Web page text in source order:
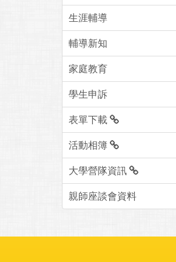
生涯輔導
輔導新知
家庭教育
學生申訴
表單下載
活動相簿
大學營隊資訊
親師座談會資料